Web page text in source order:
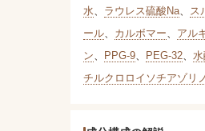
水、 ラウレス硫酸Na、 ス
ール、 カルボマー、 アル
ン、 PPG-9、 PEG-32、
チルクロロイソチアゾリ